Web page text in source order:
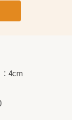
4cm